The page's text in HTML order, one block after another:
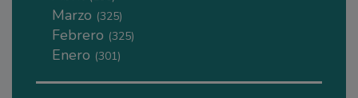
Marzo (325)
Febrero (325)
Enero (301)